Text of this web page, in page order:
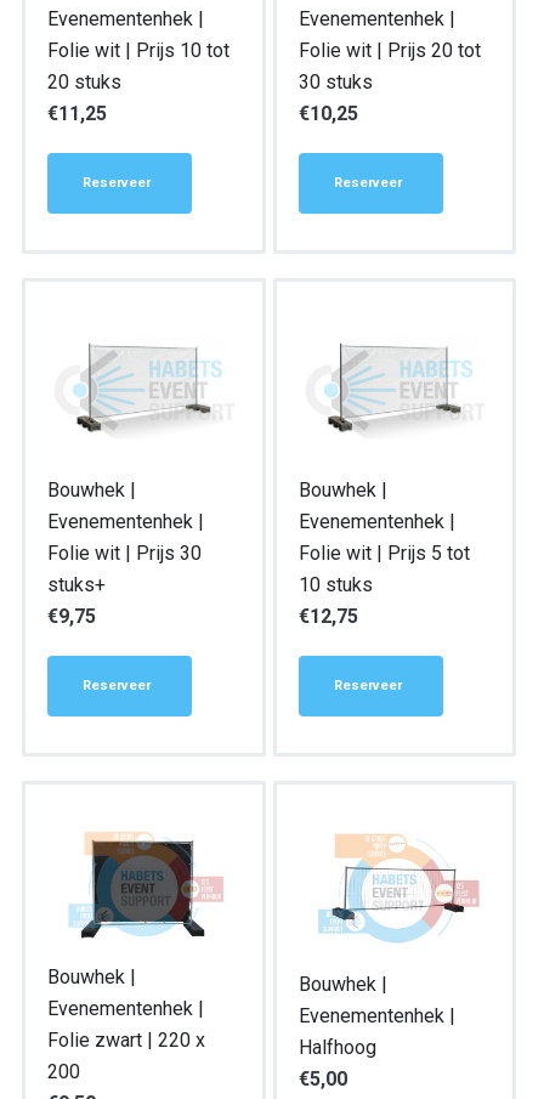
Evenementenhek |
Folie wit | Prijs 10 tot
20 stuks
€11,25
Reserveer
Evenementenhek |
Folie wit | Prijs 20 tot
30 stuks
€10,25
Reserveer
Bouwhek |
Evenementenhek |
Folie wit | Prijs 30
stuks+
€9,75
Reserveer
Bouwhek |
Evenementenhek |
Folie wit | Prijs 5 tot
10 stuks
€12,75
Reserveer
Bouwhek |
Evenementenhek |
Folie zwart | 220 x
200
Bouwhek |
Evenementenhek |
Halfhoog
€5,00